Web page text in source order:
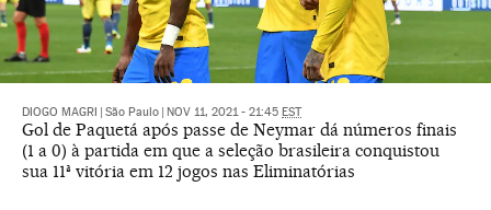
DIOGO MAGRI São Paulo NOV 11, 2021 - 21:45 EST
Gol de Paquetá após passe de Neymar dá números finais
(1 a 0) à partida em que a seleção brasileira conquistou
sua 11ª vitória em 12 jogos nas Eliminatórias